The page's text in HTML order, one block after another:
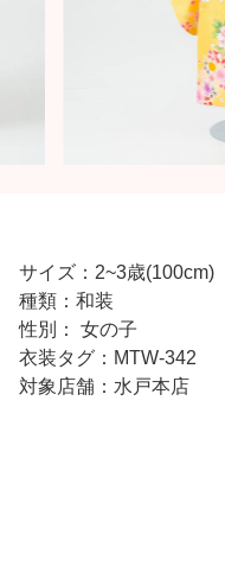
サイズ：2~3歳(100cm)
種類：和装
性別： 女の子
衣装タグ：MTW-342
対象店舗：水戸本店